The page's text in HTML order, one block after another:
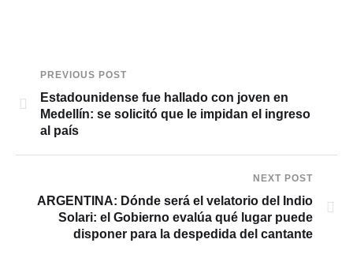
PREVIOUS POST
Estadounidense fue hallado con joven en
Medellín: se solicitó que le impidan el ingreso
al país
NEXT POST
ARGENTINA: Dónde será el velatorio del Indio
Solari: el Gobierno evalúa qué lugar puede
disponer para la despedida del cantante